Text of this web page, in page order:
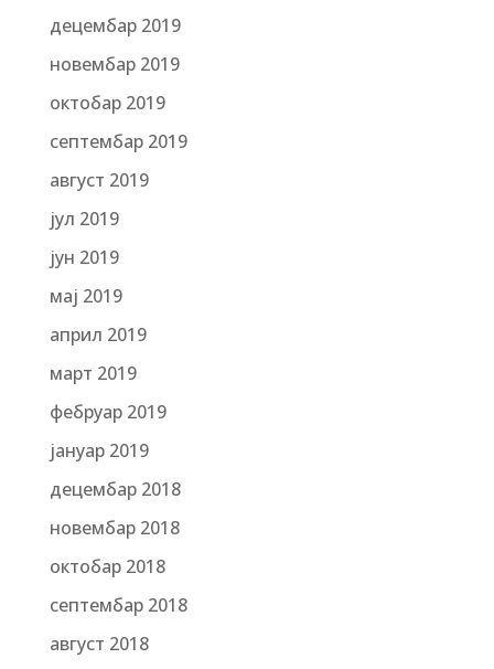
децембар 2019
новембар 2019
октобар 2019
септембар 2019
август 2019
јул 2019
јун 2019
мај 2019
април 2019
март 2019
фебруар 2019
јануар 2019
децембар 2018
новембар 2018
октобар 2018
септембар 2018
август 2018